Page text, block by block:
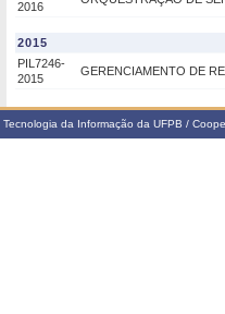
2016
2015
PIL7246-
2015
GERENCIAMENTO DE
da Informação da UFPB /